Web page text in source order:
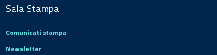
Sala Stampa
Comunicati stampa
Newsletter